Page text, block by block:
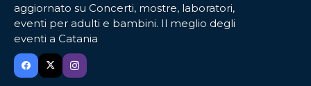
aggiornato su Concerti, mostre, laboratori,
eventi per adulti e bambini. Il meglio degli
eventi a Catania